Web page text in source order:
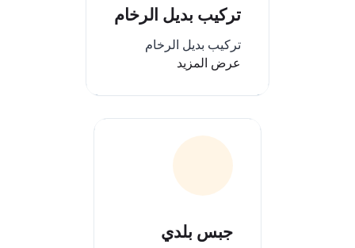
تركيب بديل الرخام
تركيب بديل الرخام
عرض المزيد
جبس بلدي